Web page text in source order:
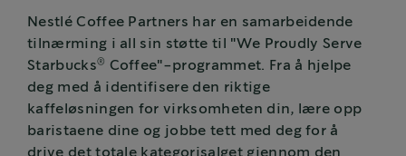
Nestlé Coffee Partners har en samarbeidende
tilnærming i all sin støtte til "We Proudly Serve
Starbucks® Coffee"-programmet. Fra å hjelpe
deg med å identifisere den riktige
kaffeløsningen for virksomheten din, lære opp
baristaene dine og jobbe tett med deg for å
drive det totale kategorisalget gjennom den